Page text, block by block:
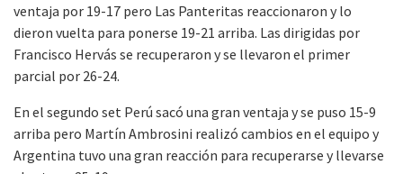
ventaja por 19-17 pero Las Panteritas reaccionaron y lo
dieron vuelta para ponerse 19-21 arriba. Las dirigidas por
Francisco Hervás se recuperaron y se llevaron el primer
parcial por 26-24.
En el segundo set Perú sacó una gran ventaja y se puso 15-9
arriba pero Martín Ambrosini realizó cambios en el equipo y
Argentina tuvo una gran reacción para recuperarse y llevarse